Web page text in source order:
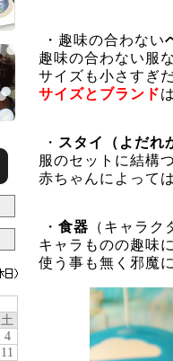
土
4
11
・趣味の合わない
趣味の合わない服
サイズも小さすぎ
サイズとブランド
・ スタイ（よだれ
服のセットに結構
赤ちゃんによって
・ 食器 （キャラ
キャラものの趣味
使う事も無く邪魔